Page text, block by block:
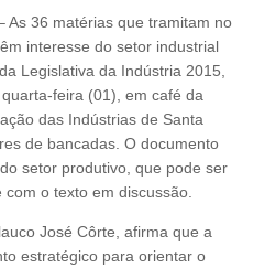
As 36 matérias que tramitam no
interesse do setor industrial
Legislativa da Indústria 2015,
feira (01), em café da
das Indústrias de Santa
de bancadas. O documento
setor produtivo, que pode ser
o texto em discussão.
José Côrte, afirma que a
estratégico para orientar o